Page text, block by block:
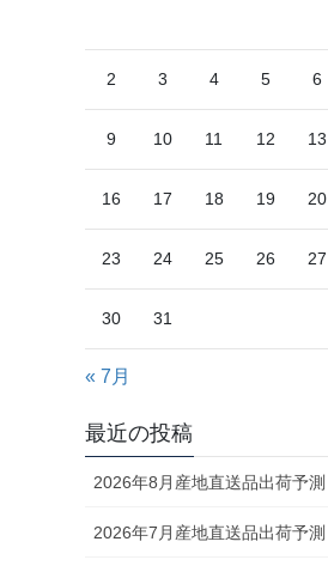
2 3 4 5 6
9 10 11 12 13
16 17 18 19 20
23 24 25 26 27
30 31
« 7月
最近の投稿
2026年8月産地直送品出荷予測
2026年7月産地直送品出荷予測